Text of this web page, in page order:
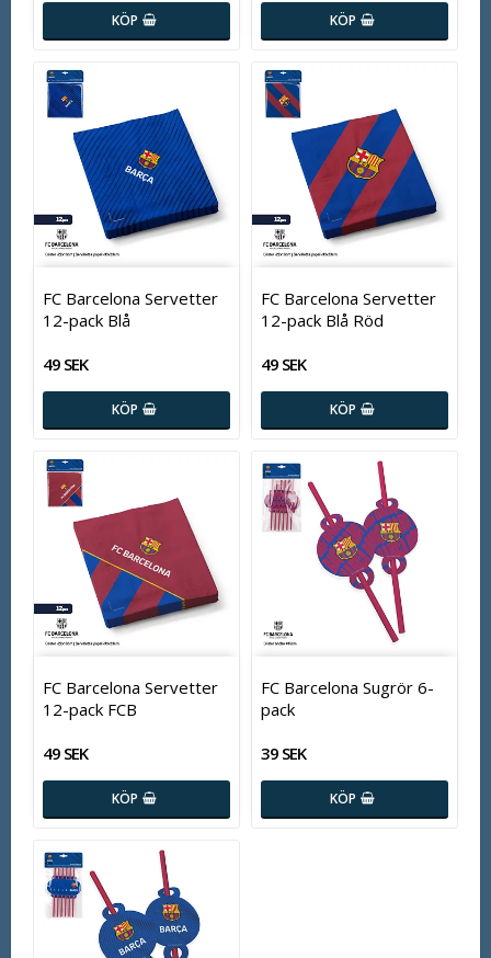
KÖP KÖP
FC Barcelona Servetter
12-pack Blå
49 SEK
KÖP
FC Barcelona Servetter
12-pack Blå Röd
49 SEK
KÖP
FC Barcelona Servetter
12-pack FCB
49 SEK
KÖP
FC Barcelona Sugrör 6-
pack
39 SEK
KÖP